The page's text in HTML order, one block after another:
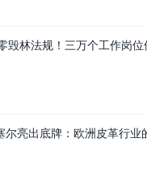
毁林法规！三万个工作岗位
尔亮出底牌：欧洲皮革行业